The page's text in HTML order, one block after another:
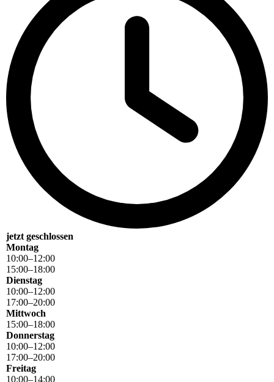
jetzt geschlossen
Montag
10:00–12:00
15:00–18:00
Dienstag
10:00–12:00
17:00–20:00
Mittwoch
15:00–18:00
Donnerstag
10:00–12:00
17:00–20:00
Freitag
10:00–14:00